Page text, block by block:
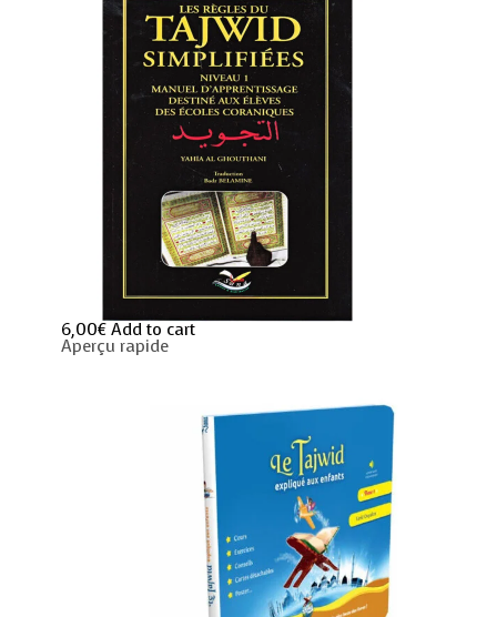
6,00€ Add to cart
Aperçu rapide